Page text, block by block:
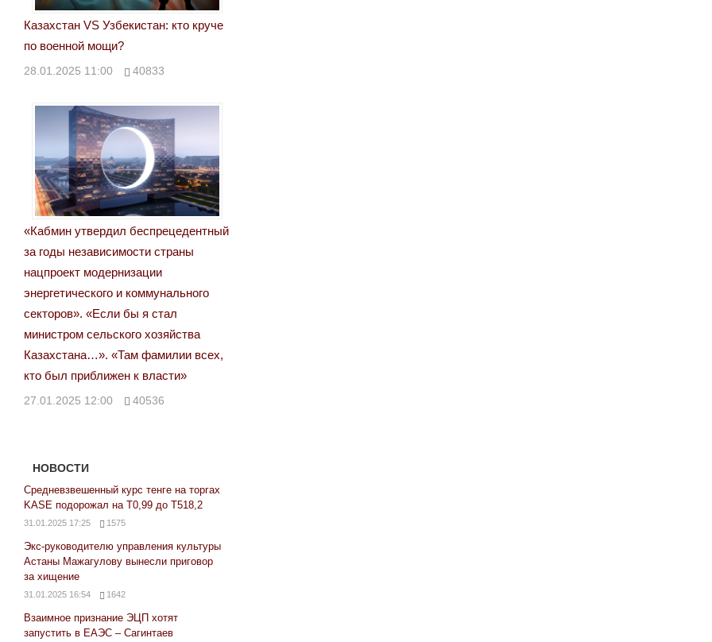
Казахстан VS Узбекистан: кто круче
по военной мощи?
28.01.2025 11:00 40833
«Кабмин утвердил беспрецедентный
за годы независимости страны
нацпроект модернизации
энергетического и коммунального
секторов». «Если бы я стал
министром сельского хозяйства
Казахстана…». «Там фамилии всех,
кто был приближен к власти»
27.01.2025 12:00 40536
НОВОСТИ
Средневзвешенный курс тенге на торгах
KASE подорожал на Т0,99 до Т518,2
31.01.2025 17:25 1575
Экс-руководителю управления культуры
Астаны Мажагулову вынесли приговор
за хищение
31.01.2025 16:54 1642
Взаимное признание ЭЦП хотят
запустить в ЕАЭС – Сагинтаев